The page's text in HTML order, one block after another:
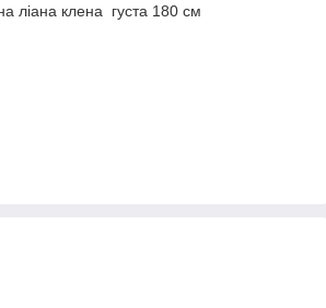
ліана клена густа 180 см